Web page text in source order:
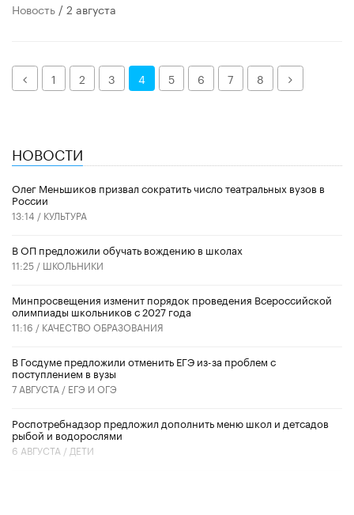
Новость / 2 августа
Назад1 2 3 4 5 6 7 8 Далее
НОВОСТИ
Олег Меньшиков призвал сократить число театральных вузов в
России
13:14 / КУЛЬТУРА
В ОП предложили обучать вождению в школах
11:25 / ШКОЛЬНИКИ
Минпросвещения изменит порядок проведения Всероссийской
олимпиады школьников с 2027 года
11:16 / КАЧЕСТВО ОБРАЗОВАНИЯ
В Госдуме предложили отменить ЕГЭ из-за проблем с
поступлением в вузы
7 АВГУСТА / ЕГЭ И ОГЭ
Роспотребнадзор предложил дополнить меню школ и детсадов
рыбой и водорослями
6 АВГУСТА / ДЕТИ